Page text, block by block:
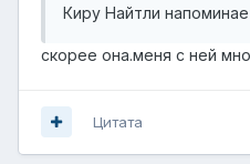
Киру Найтли
cкорее она.меня с ней
Цитата